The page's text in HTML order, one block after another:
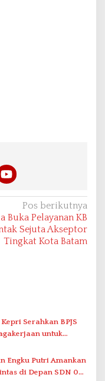
Pos berikutnya
Buka Pelayanan KB
Sejuta Akseptor
Tingkat Kota Batam
Serahkan BPJS
untuk
Engku Putri Amankan
di Depan SDN 001